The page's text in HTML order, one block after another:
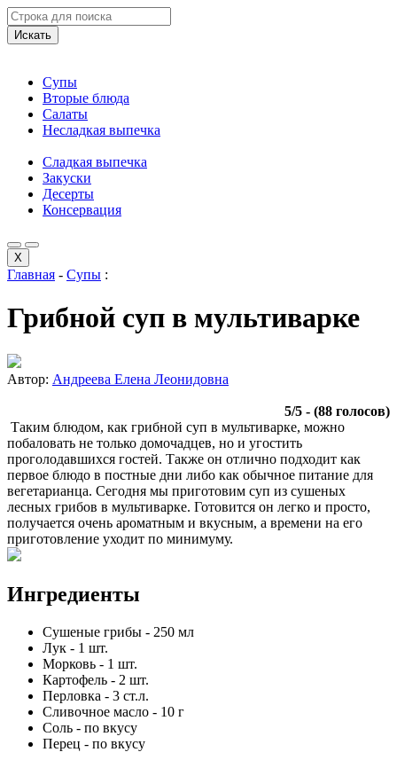
Искать
Супы
Вторые блюда
Салаты
Несладкая выпечка
Сладкая выпечка
Закуски
Десерты
Консервация
X
Главная - Супы :
Грибной суп в мультиварке
Автор: Андреева Елена Леонидовна
5/5 - (88 голосов)
Таким блюдом, как грибной суп в мультиварке, можно
побаловать не только домочадцев, но и угостить
проголодавшихся гостей. Также он отлично подходит как
первое блюдо в постные дни либо как обычное питание для
вегетарианца. Сегодня мы приготовим суп из сушеных
лесных грибов в мультиварке. Готовится он легко и просто,
получается очень ароматным и вкусным, а времени на его
приготовление уходит по минимуму.
Ингредиенты
Сушеные грибы - 250 мл
Лук - 1 шт.
Морковь - 1 шт.
Картофель - 2 шт.
Перловка - 3 ст.л.
Сливочное масло - 10 г
Соль - по вкусу
Перец - по вкусу